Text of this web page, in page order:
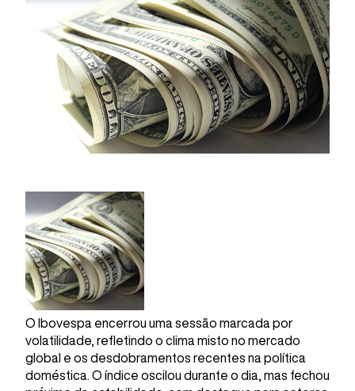
O Ibovespa encerrou uma sessão marcada por
volatilidade, refletindo o clima misto no mercado
global e os desdobramentos recentes na política
doméstica. O índice oscilou durante o dia, mas fechou